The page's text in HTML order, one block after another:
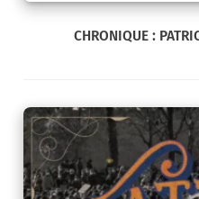
CHRONIQUE :